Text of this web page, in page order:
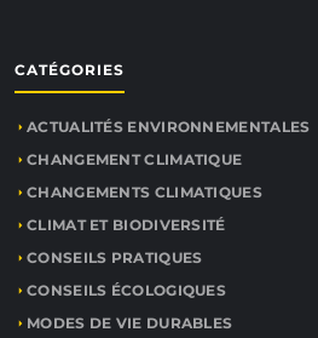
CATÉGORIES
ACTUALITÉS ENVIRONNEMENTALES
CHANGEMENT CLIMATIQUE
CHANGEMENTS CLIMATIQUES
CLIMAT ET BIODIVERSITÉ
CONSEILS PRATIQUES
CONSEILS ÉCOLOGIQUES
MODES DE VIE DURABLES